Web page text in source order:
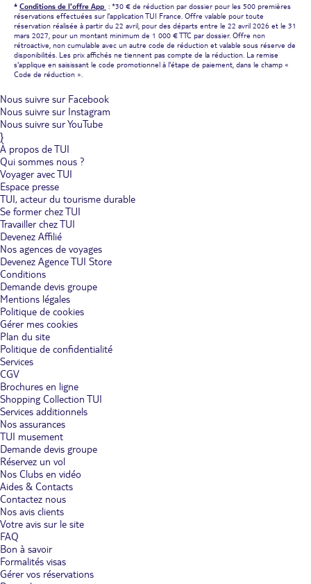
* Conditions de l'offre App : *30 € de réduction par dossier pour les 500 premières
réservations effectuées sur l'application TUI France. Offre valable pour toute
réservation réalisée à partir du 22 avril, pour des départs entre le 22 avril 2026 et le 31
mars 2027, pour un montant minimum de 1 000 € TTC par dossier. Offre non
rétroactive, non cumulable avec un autre code de réduction et valable sous réserve de
disponibilités. Les prix affichés ne tiennent pas compte de la réduction. La remise
s'applique en saisissant le code promotionnel à l'étape de paiement, dans le champ «
Code de réduction ».
Nous suivre sur Facebook
Nous suivre sur Instagram
Nous suivre sur YouTube
}
À propos de TUI
Qui sommes nous ?
Voyager avec TUI
Espace presse
TUI, acteur du tourisme durable
Se former chez TUI
Travailler chez TUI
Devenez Affilié
Nos agences de voyages
Devenez Agence TUI Store
Conditions
Demande devis groupe
Mentions légales
Politique de cookies
Gérer mes cookies
Plan du site
Politique de confidentialité
Services
CGV
Brochures en ligne
Shopping Collection TUI
Services additionnels
Nos assurances
TUI musement
Demande devis groupe
Réservez un vol
Nos Clubs en vidéo
Aides & Contacts
Contactez nous
Nos avis clients
Votre avis sur le site
FAQ
Bon à savoir
Formalités visas
Gérer vos réservations